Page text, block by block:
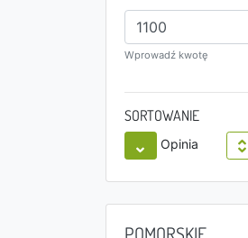
Wprowadź kwotę
SORTOWANIE
Opinia